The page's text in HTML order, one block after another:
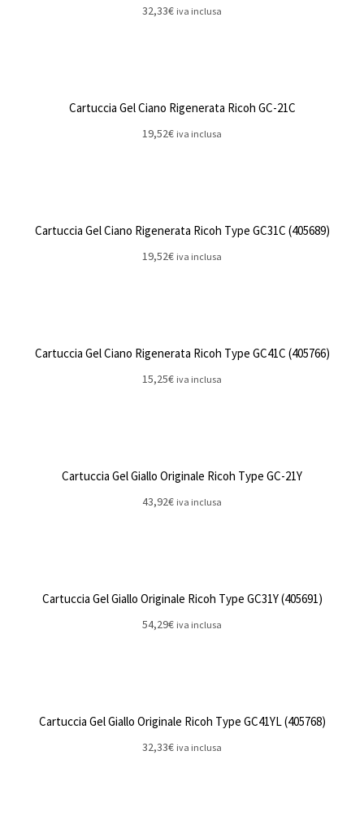
32,33€ iva inclusa
Cartuccia Gel Ciano Rigenerata Ricoh GC-21C
19,52€ iva inclusa
Cartuccia Gel Ciano Rigenerata Ricoh Type GC31C (405689)
19,52€ iva inclusa
Cartuccia Gel Ciano Rigenerata Ricoh Type GC41C (405766)
15,25€ iva inclusa
Cartuccia Gel Giallo Originale Ricoh Type GC-21Y
43,92€ iva inclusa
Cartuccia Gel Giallo Originale Ricoh Type GC31Y (405691)
54,29€ iva inclusa
Cartuccia Gel Giallo Originale Ricoh Type GC41YL (405768)
32,33€ iva inclusa